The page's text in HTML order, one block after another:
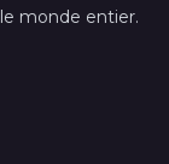
monde entier.